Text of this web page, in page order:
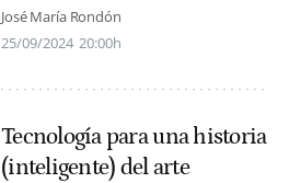
José María Rondón
25/09/2024 20:00h
Tecnología para una historia
(inteligente) del arte